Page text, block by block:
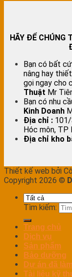
HÃY ĐỂ CHÚNG
Bạn có bất
nâng hay
gọi ngay cho
Thuật Mr
Bạn có nhu
Kinh Doanh
Địa chỉ : 101/
Hóc môn, TP
Địa chỉ kho
Thiết kế web bởi
Copyright 2026 ©
Tìm kiếm:
Trang chủ
Dịch vụ
Sản phẩm
Bảo dưỡng
Dự án đã làm
Tài liệu kỹ